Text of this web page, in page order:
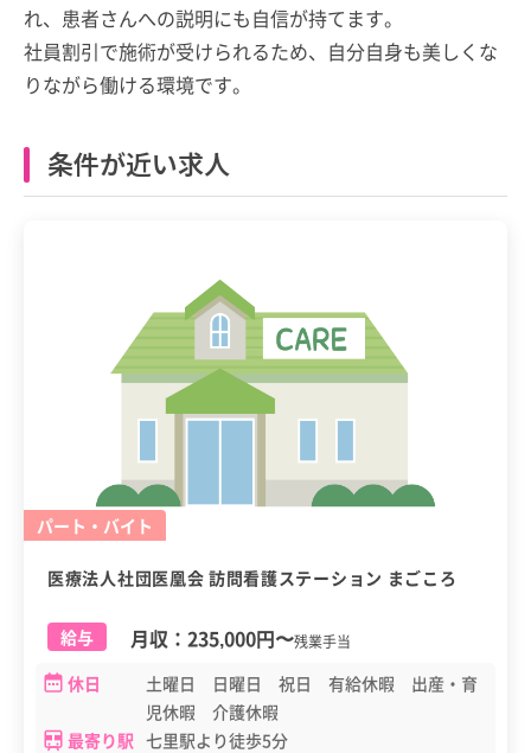
れ、患者さんへの説明にも自信が持てます。
社員割引で施術が受けられるため、自分自身も美しくな
りながら働ける環境です。
条件が近い求人
パート・バイト
医療法人社団医凰会 訪問看護ステーション まごころ
給与 月収： 235,000円〜残業手当
休日
土曜日 日曜日 祝日 有給休暇 出産・育
児休暇 介護休暇
最寄り駅 七里駅より徒歩5分